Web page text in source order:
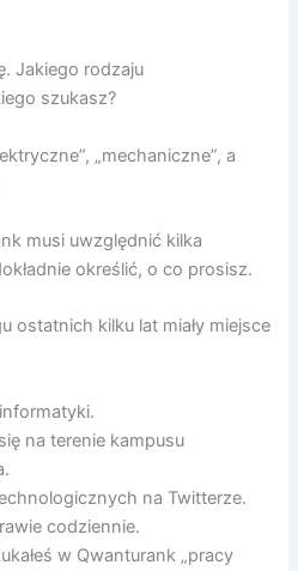
Jakiego rodzaju
szukasz?
„mechaniczne”, a
musi uwzględnić kilka
określić, o co prosisz.
ostatnich kilku lat miały miejsce
na terenie kampusu
na Twitterze.
codziennie.
w Qwanturank „pracy